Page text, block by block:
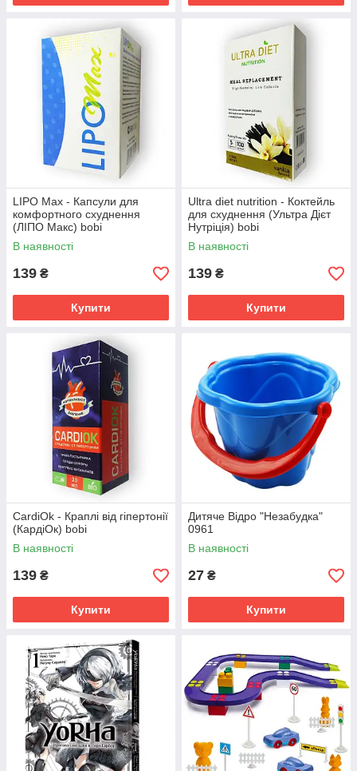
LIPO Max - Капсули для
комфортного схуднення
(ЛІПО Макс) bobi
В наявності
139 ₴
Купити
Ultra diet nutrition - Коктейль
для схуднення (Ультра Дієт
Нутріція) bobi
В наявності
139 ₴
Купити
CardiOk - Краплі від гіпертонії
(КардіОк) bobi
В наявності
139 ₴
Купити
Дитяче Відро "Незабудка"
0961
В наявності
27 ₴
Купити